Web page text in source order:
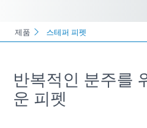
제품 스테퍼 피펫
반복적인 분주를
운 피펫